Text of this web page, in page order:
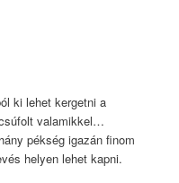
ki lehet kergetni a
valamikkel…
pékség igazán finom
helyen lehet kapni.